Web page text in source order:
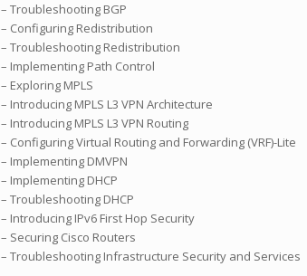
– Troubleshooting BGP
– Configuring Redistribution
– Troubleshooting Redistribution
– Implementing Path Control
– Exploring MPLS
– Introducing MPLS L3 VPN Architecture
– Introducing MPLS L3 VPN Routing
– Configuring Virtual Routing and Forwarding (VRF)-Lite
– Implementing DMVPN
– Implementing DHCP
– Troubleshooting DHCP
– Introducing IPv6 First Hop Security
– Securing Cisco Routers
– Troubleshooting Infrastructure Security and Services